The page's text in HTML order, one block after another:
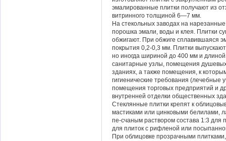
эмалированные плитки получают из
витринного толщиной 6—7 мм.
На стекольных заводах на
порошка эмали, воды и клея. Плитки
обжигают. При обжиге сплавившаяся
покрытия 0,2-0,3 мм. Плитки
но иногда шириной до 400 мм и
санитарные узлы, помещения
зданиях, а также помещения, к
гигиенические требования
помещения торговых предприятий и
внутренней отделки общественных
Стеклянные плитки крепят к
мастиками или цинковыми белилами,
пе-счаным раствором состава 1:3 для
для плиток с рифленой или
При облицовке прозрачными